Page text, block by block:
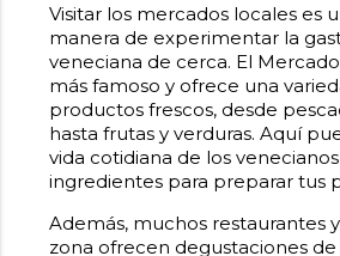
Visitar los mercados locales es
manera de experimentar la
veneciana de cerca. El
más famoso y ofrece una
productos frescos, desde
hasta frutas y verduras. Aquí
vida cotidiana de los
ingredientes para preparar tus
Además, muchos restaurantes
zona ofrecen degustaciones